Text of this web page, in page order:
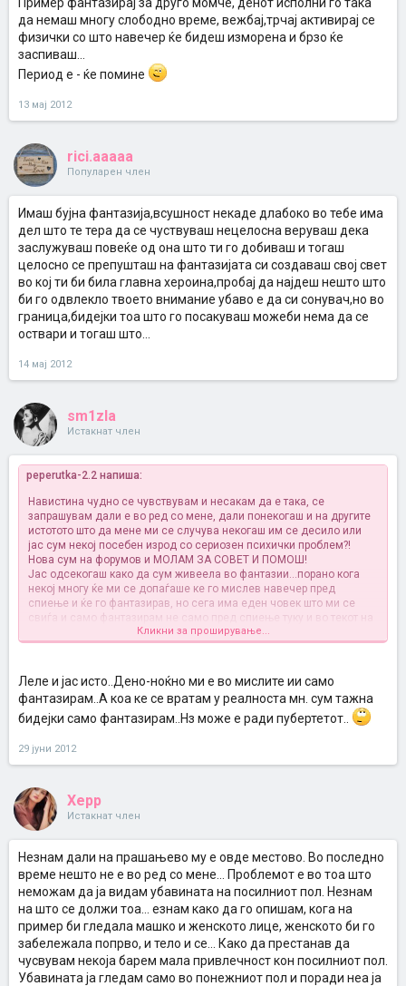
да немаш многу слободно време, вежбај,трчај активирај се
физички со што навечер ќе бидеш изморена и брзо ќе
заспиваш...
Период е - ќе помине
13 мај 2012
rici.aaaaa
Популарен член
Имаш бујна фантазија,всушност некаде длабоко во тебе има
дел што те тера да се чуствуваш нецелосна веруваш дека
заслужуваш повеќе од она што ти го добиваш и тогаш
целосно се препушташ на фантазијата си создаваш свој свет
во кој ти би била главна хероина,пробај да најдеш нешто што
би го одвлекло твоето внимание убаво е да си сонувач,но во
граница,бидејки тоа што го посакуваш можеби нема да се
оствари и тогаш што...
14 мај 2012
sm1zla
Истакнат член
peperutka-2.2 напиша:
Навистина чудно се чувствувам и несакам да е така, се
запрашувам дали е во ред со мене, дали понекогаш и на другите
истотото што да мене ми се случува некогаш им се десило или
јас сум некој посебен изрод со сериозен психички проблем?!
Нова сум на форумов и МОЛАМ ЗА СОВЕТ И ПОМОШ!
Јас одсекогаш како да сум живеела во фантазии...порано кога
некој многу ќе ми се допаѓаше ке го мислев навечер пред
спиење и ќе го фантазирав, но сега има еден човек што ми се
свиѓа и само фантазирам не само пред спиење туку и во текот на
целиот ден, фантазирам како ќе биде кога ќе го видам, како и што
збориме на "состанокот", односи...фантазирам како заедно на
од моите фантазии би можела и книга да напишам, опседната
сум со него буквално се загрижувам за мојата
состојба...неможам да оставам на времето и да живеам во
реалноста, јас фантазирам...мислам дека нешто не е во ред со
ми текне што ми се случува и што се мислам но тоа кратко трае
јас пак си фантазирам и тогаш се чувстувам многу убаво но и ме
деси со тој што го сакам навистина
се свиѓале сум фантазирала и затоа ништо со никого ми се нема
десено, а со овој е посебна приказна што се запрашувам дали јас
навечер и многу ми е мачно...на пр. ќе легнам во 12 до 2 ке
мислам и фантазирам на него,најчесто како го посакувам...и ми
се случува веќе неколку месеци одкако го запознав него да се
будам во текот на ноќта во исто време, околу 5...6... и да
фантазирам и мислам пак на него...очајно и многу лошо :/...
СОВЕТ ВЕ МОЛАМ!
Кликни за проширување...
Леле и јас исто..Дено-ноќно ми е во мислите ии само
фантазирам..А коа ке се вратам у реалноста мн. сум тажна
бидејки само фантазирам..Нз може е ради пубертетот..
29 јуни 2012
Xepp
Истакнат член
Незнам дали на прашањево му е овде местово. Во последно
време нешто не е во ред со мене... Проблемот е во тоа што
неможам да ја видам убавината на посилниот пол. Незнам
на што се должи тоа... езнам како да го опишам, кога на
пример би гледала машко и женското лице, женското би го
забележала попрво, и тело и се... Како да престанав да
чусвувам некоја барем мала привлечност кон посилниот пол.
Убавината ја гледам само во понежниот пол и поради неа ја